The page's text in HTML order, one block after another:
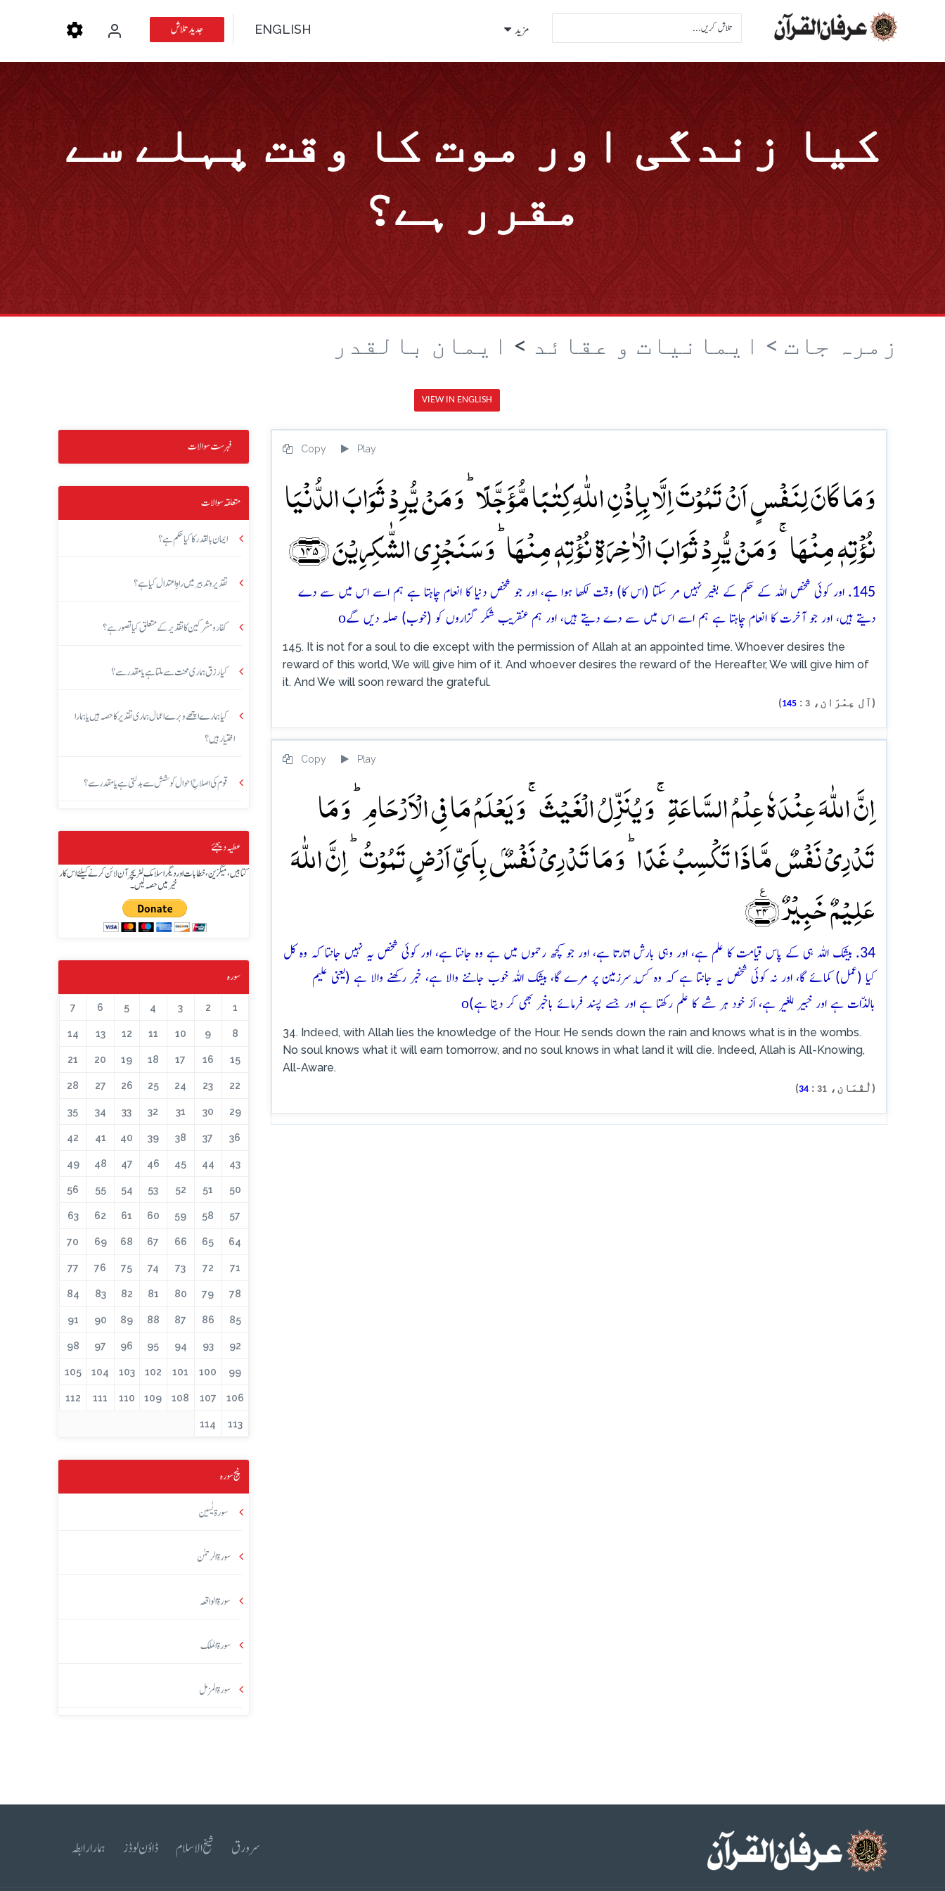
مزید ENGLISH جدید تلاش
کیا زندگی اور موت کا وقت پہلے سے
مقرر ہے؟
زمرہ جات > ایمانیات و عقائد > ایمان بالقدر
VIEW IN ENGLISH
Play
Copy
وَ مَا کَانَ لِنَفۡسٍ اَنۡ تَمُوۡتَ اِلَّا بِاِذۡنِ اللّٰہِ کِتٰبًا مُّؤَجَّلًا ؕ وَ مَنۡ یُّرِدۡ ثَوَابَ الدُّنۡیَا
نُؤۡتِہٖ مِنۡہَا ۚ وَ مَنۡ یُّرِدۡ ثَوَابَ الۡاٰخِرَۃِ نُؤۡتِہٖ مِنۡہَا ؕ وَ سَنَجۡزِی الشّٰکِرِیۡنَ ﴿۱۴۵﴾
145. اور کوئی شخص اللہ کے حکم کے بغیر نہیں مر سکتا (اس کا) وقت لکھا ہوا ہے، اور جو شخص دنیا کا انعام چاہتا ہے ہم اسے اس میں سے دے
دیتے ہیں، اور جو آخرت کا انعام چاہتا ہے ہم اسے اس میں سے دے دیتے ہیں، اور ہم عنقریب شکر گزاروں کو (خوب) صلہ دیں گےo
145. It is not for a soul to die except with the permission of Allah at an appointed time. Whoever desires the
reward of this world, We will give him of it. And whoever desires the reward of the Hereafter, We will give him of
it. And We will soon reward the grateful.
(آل عِمْرَان، 3
:
145
)
Play
Copy
اِنَّ اللّٰہَ عِنۡدَہٗ عِلۡمُ السَّاعَۃِ ۚ وَ یُنَزِّلُ الۡغَیۡثَ ۚ وَ یَعۡلَمُ مَا فِی الۡاَرۡحَامِ ؕ وَ مَا
تَدۡرِیۡ نَفۡسٌ مَّاذَا تَکۡسِبُ غَدًا ؕ وَ مَا تَدۡرِیۡ نَفۡسٌۢ بِاَیِّ اَرۡضٍ تَمُوۡتُ ؕ اِنَّ اللّٰہَ
عَلِیۡمٌ خَبِیۡرٌ ﴿٪۳۴﴾
34. بیشک اللہ ہی کے پاس قیامت کا علم ہے، اور وہی بارش اتارتا ہے، اور جو کچھ رحموں میں ہے وہ جانتا ہے، اور کوئی شخص یہ نہیں جانتا کہ وہ کل
کیا (عمل) کمائے گا، اور نہ کوئی شخص یہ جانتا ہے کہ وہ کِس سرزمین پر مرے گا، بیشک اللہ خوب جاننے والا ہے، خبر رکھنے والا ہے (یعنی علیم
بالذّات ہے اور خبیر للغیر ہے، اَز خود ہر شے کا علم رکھتا ہے اور جسے پسند فرمائے باخبر بھی کر دیتا ہے)o
34. Indeed, with Allah lies the knowledge of the Hour. He sends down the rain and knows what is in the wombs.
No soul knows what it will earn tomorrow, and no soul knows in what land it will die. Indeed, Allah is All-Knowing,
All-Aware.
(لُقْمَان، 31
:
34
)
فہرست سوالات
متعلقہ سوالات
ایمان بالقدر کا کیا حکم ہے؟
تقدیر و تدبیر میں راہِ اعتدال کیا ہے؟
کفار و مشرکین کا تقدیر کے متعلق کیا تصور ہے؟
کیا رزق ہماری محنت سے ملتا ہے یا مقدر سے؟
کیا ہمارے اچھے و برے اعمال ہماری تقدیر کا حصہ ہیں یا ہمارا
اختیار ہیں؟
قوم کی اصلاحِ احوال کوشش سے بدلتی ہے یا مقدر سے؟
عطیہ دیجئے
کتابیں، میگزین، خطابات اور دیگر اسلامک لٹریچر آن لائن کرنے کیلئے اس کار
خیر میں حصہ لیں۔
سورہ
1
2
3
4
5
6
7
8
9
10
11
12
13
14
15
16
17
18
19
20
21
22
23
24
25
26
27
28
29
30
31
32
33
34
35
36
37
38
39
40
41
42
43
44
45
46
47
48
49
50
51
52
53
54
55
56
57
58
59
60
61
62
63
64
65
66
67
68
69
70
71
72
73
74
75
76
77
78
79
80
81
82
83
84
85
86
87
88
89
90
91
92
93
94
95
96
97
98
99
100
101
102
103
104
105
106
107
108
109
110
111
112
113
114
پنج سورہ
سورۃ یٰسین
سورۃ الرحمٰن
سورۃ الواقعہ
سورۃ الملک
سورۃ المزمل
سرورق شیخ الاسلام ڈاؤن لوڈز ہمارا رابطہ